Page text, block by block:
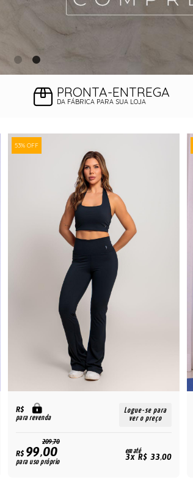
PRONTA-ENTREGA
DA FÁBRICA PARA SUA LOJA
53% OFF
R$
para revenda
Logue-se para
ver o preço
209,70
R$99,00
para uso próprio
em até
3x R$ 33,00